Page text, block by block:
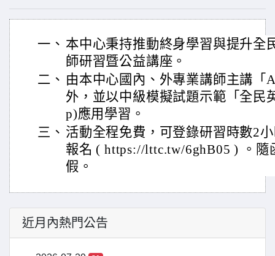
一、 本中心秉持推動終身學習與提升全
師研習暨公益講座。
二、 由本中心國內、外專業講師主講「
外，並以中級模擬試題示範「全民
p)應用學習。
三、 活動全程免費，可登錄研習時數2
報名 ( https://lttc.tw/6ghB05 ) 。隨
假。
近月內熱門公告